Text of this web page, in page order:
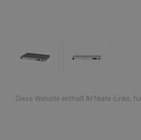
Diese Website enthält Affiliate-Links,